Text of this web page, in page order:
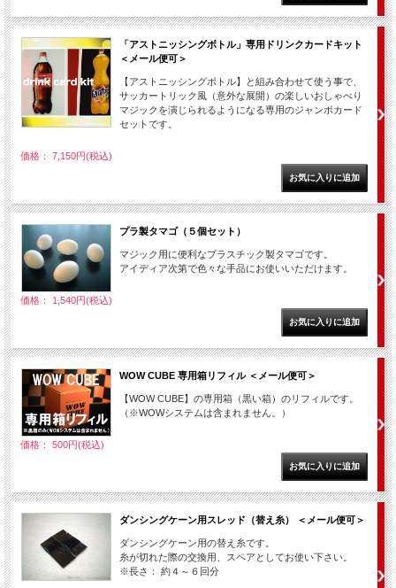
「アストニッシングボトル」専用ドリンクカードキット
＜メール便可＞
【アストニッシングボトル】と組み合わせて使う事で、
サッカートリック風（意外な展開）の楽しいおしゃべり
マジックを演じられるようになる専用のジャンボカード
セットです。
価格： 7,150円(税込)
プラ製タマゴ（５個セット）
マジック用に便利なプラスチック製タマゴです。
アイディア次第で色々な手品にお使いいただけます。
価格： 1,540円(税込)
WOW CUBE 専用箱リフィル ＜メール便可＞
【WOW CUBE】の専用箱（黒い箱）のリフィルです。
（※WOWシステムは含まれません。）
価格： 500円(税込)
ダンシングケーン用スレッド（替え糸） ＜メール便可＞
ダンシングケーン用の替え糸です。
糸が切れた際の交換用、スペアとしてお使い下さい。
※長さ： 約４～６回分